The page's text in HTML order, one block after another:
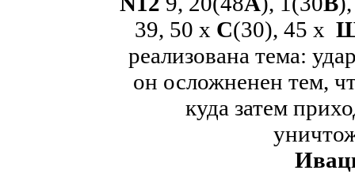
39, 50 x C(30), 45 x
реализована тема:
он осложненен тем,
куда затем